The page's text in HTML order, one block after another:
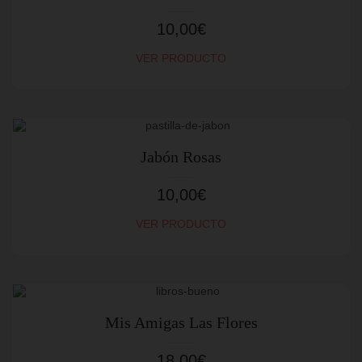
10,00€
VER PRODUCTO
Jabón Rosas
10,00€
VER PRODUCTO
Mis Amigas Las Flores